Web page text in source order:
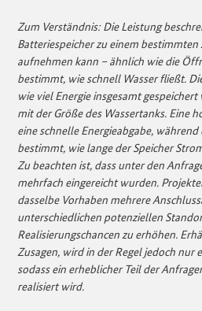
Zum Verständnis: Die Leistung
Batteriespeicher zu einem
aufnehmen kann – ähnlich wie die
bestimmt, wie schnell Wasser fließt.
wie viel Energie insgesamt
mit der Größe des Wassertanks. Eine
eine schnelle Energieabgabe,
bestimmt, wie lange der Speicher
Zu beachten ist, dass unter den
mehrfach eingereicht wurden.
dasselbe Vorhaben mehrere
unterschiedlichen potenziellen
Realisierungschancen zu erhöhen.
Zusagen, wird in der Regel jedoch nur
sodass ein erheblicher Teil der
realisiert wird.